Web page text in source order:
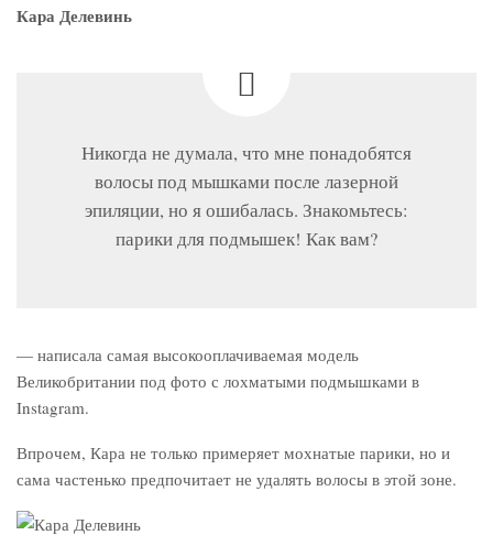
Кара Делевинь
Никогда не думала, что мне понадобятся
волосы под мышками после лазерной
эпиляции, но я ошибалась. Знакомьтесь:
парики для подмышек! Как вам?
— написала самая высокооплачиваемая модель
Великобритании под фото с лохматыми подмышками в
Instagram.
Впрочем, Кара не только примеряет мохнатые парики, но и
сама частенько предпочитает не удалять волосы в этой зоне.